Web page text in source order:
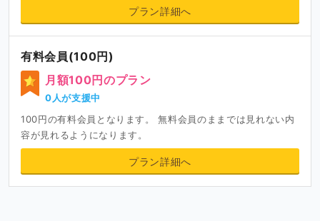
プラン詳細へ
有料会員(100円)
月額100円のプラン
0人が支援中
100円の有料会員となります。 無料会員のままでは見れない内
容が見れるようになります。
プラン詳細へ